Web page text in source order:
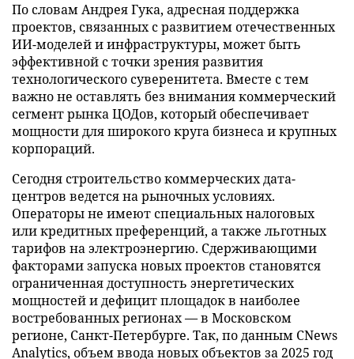
По словам Андрея Гука, адресная поддержка
проектов, связанных с развитием отечественных
ИИ-моделей и инфраструктуры, может быть
эффективной с точки зрения развития
технологического суверенитета. Вместе с тем
важно не оставлять без внимания коммерческий
сегмент рынка ЦОДов, который обеспечивает
мощности для широкого круга бизнеса и крупных
корпораций.
Сегодня строительство коммерческих дата-
центров ведется на рыночных условиях.
Операторы не имеют специальных налоговых
или кредитных преференций, а также льготных
тарифов на электроэнергию. Сдерживающими
факторами запуска новых проектов становятся
ограниченная доступность энергетических
мощностей и дефицит площадок в наиболее
востребованных регионах — в Московском
регионе, Санкт-Петербурге. Так, по данным CNews
Analytics, объем ввода новых объектов за 2025 год